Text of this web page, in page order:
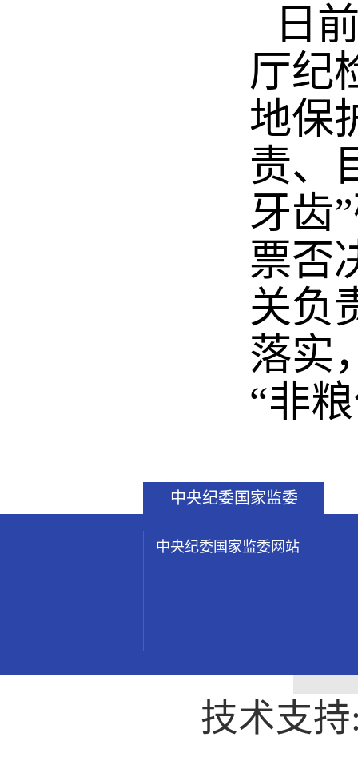
日
厅纪
地保
责、
牙齿
票否
关负
落实
“非
中央纪委国家监委
中央纪委国家监委网站
技术支